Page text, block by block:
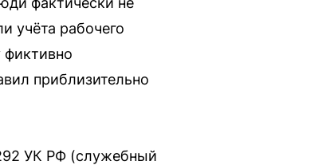
учёта рабочего
приблизительно
УК РФ (служебный